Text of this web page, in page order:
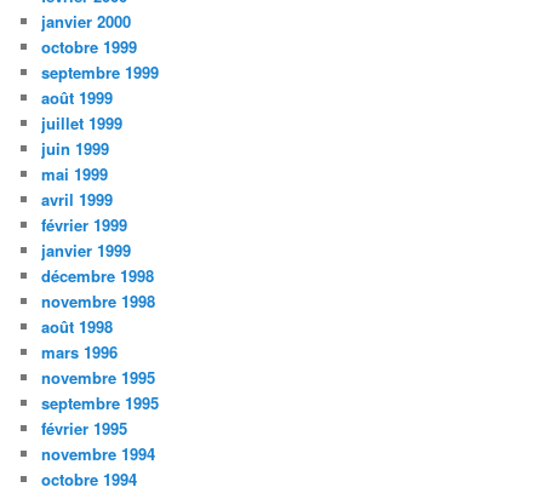
janvier 2000
octobre 1999
septembre 1999
août 1999
juillet 1999
juin 1999
mai 1999
avril 1999
février 1999
janvier 1999
décembre 1998
novembre 1998
août 1998
mars 1996
novembre 1995
septembre 1995
février 1995
novembre 1994
octobre 1994